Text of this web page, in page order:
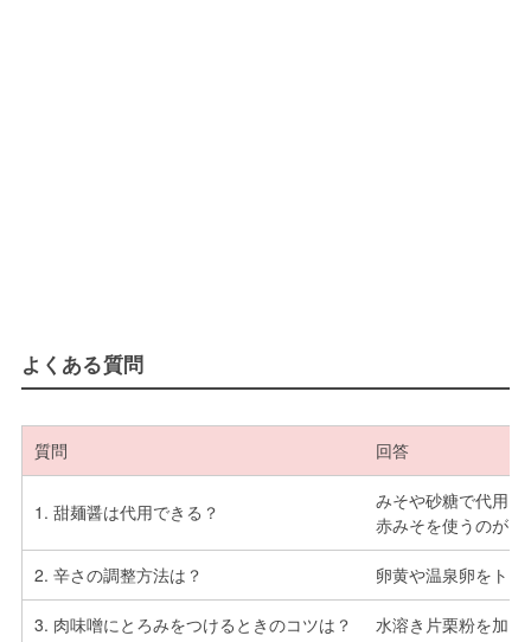
よくある質問
質問 回答
1. 甜麺醤は代用できる？
みそや砂糖で代用
赤みそを使うのがお
2. 辛さの調整方法は？ 卵黄や温泉卵をト
3. 肉味噌にとろみをつけるときのコツは？ 水溶き片栗粉を加